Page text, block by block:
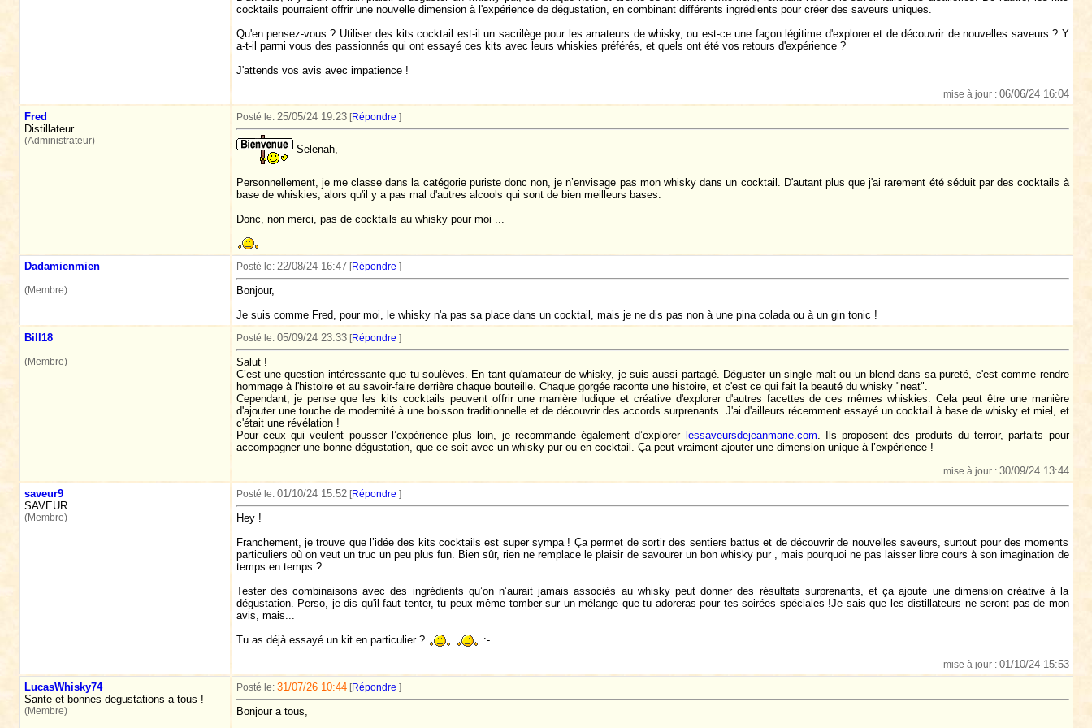
cocktails pourraient offrir une nouvelle dimension à l'expérience de dégustation, en combinant différents ingrédients pour créer des saveurs uniques.
Qu'en pensez-vous ? Utiliser des kits cocktail est-il un sacrilège pour les amateurs de whisky, ou est-ce une façon légitime d'explorer et de découvrir de nouvelles saveurs ? Y
a-t-il parmi vous des passionnés qui ont essayé ces kits avec leurs whiskies préférés, et quels ont été vos retours d'expérience ?
J'attends vos avis avec impatience !
mise à jour : 06/06/24 16:04
Fred
Distillateur
(Administrateur)
Posté le: 25/05/24 19:23[Répondre ]
Selenah,
Personnellement, je me classe dans la catégorie puriste donc non, je n’envisage pas mon whisky dans un cocktail. D'autant plus que j'ai rarement été séduit par des cocktails à
base de whiskies, alors qu'il y a pas mal d'autres alcools qui sont de bien meilleurs bases.
Donc, non merci, pas de cocktails au whisky pour moi ...
Dadamienmien
(Membre)
Posté le: 22/08/24 16:47[Répondre ]
Bonjour,
Je suis comme Fred, pour moi, le whisky n'a pas sa place dans un cocktail, mais je ne dis pas non à une pina colada ou à un gin tonic !
Bill18
(Membre)
Posté le: 05/09/24 23:33[Répondre ]
Salut !
C’est une question intéressante que tu soulèves. En tant qu'amateur de whisky, je suis aussi partagé. Déguster un single malt ou un blend dans sa pureté, c'est comme rendre
hommage à l'histoire et au savoir-faire derrière chaque bouteille. Chaque gorgée raconte une histoire, et c'est ce qui fait la beauté du whisky "neat".
Cependant, je pense que les kits cocktails peuvent offrir une manière ludique et créative d'explorer d'autres facettes de ces mêmes whiskies. Cela peut être une manière
d'ajouter une touche de modernité à une boisson traditionnelle et de découvrir des accords surprenants. J'ai d'ailleurs récemment essayé un cocktail à base de whisky et miel, et
c'était une révélation !
Pour ceux qui veulent pousser l’expérience plus loin, je recommande également d’explorer lessaveursdejeanmarie.com. Ils proposent des produits du terroir, parfaits pour
accompagner une bonne dégustation, que ce soit avec un whisky pur ou en cocktail. Ça peut vraiment ajouter une dimension unique à l’expérience !
mise à jour : 30/09/24 13:44
saveur9
SAVEUR
(Membre)
Posté le: 01/10/24 15:52[Répondre ]
Hey !
Franchement, je trouve que l’idée des kits cocktails est super sympa ! Ça permet de sortir des sentiers battus et de découvrir de nouvelles saveurs, surtout pour des moments
particuliers où on veut un truc un peu plus fun. Bien sûr, rien ne remplace le plaisir de savourer un bon whisky pur , mais pourquoi ne pas laisser libre cours à son imagination de
temps en temps ?
Tester des combinaisons avec des ingrédients qu’on n’aurait jamais associés au whisky peut donner des résultats surprenants, et ça ajoute une dimension créative à la
dégustation. Perso, je dis qu'il faut tenter, tu peux même tomber sur un mélange que tu adoreras pour tes soirées spéciales !Je sais que les distillateurs ne seront pas de mon
avis, mais...
Tu as déjà essayé un kit en particulier ?
:-
mise à jour : 01/10/24 15:53
LucasWhisky74
Sante et bonnes degustations a tous !
(Membre)
Posté le: 31/07/26 10:44[Répondre ]
Bonjour a tous,